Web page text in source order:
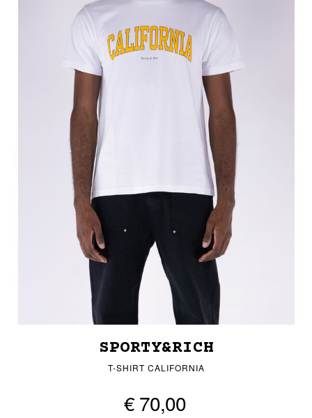
SPORTY&RICH
T-SHIRT CALIFORNIA
€ 70,00